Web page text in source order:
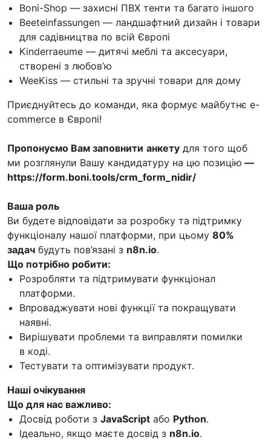
Boni-Shop — захисні ПВХ тенти та багато іншого
Beeteinfassungen — ландшафтний дизайн і товари
для садівництва по всій Європі
Kinderraeume — дитячі меблі та аксесуари,
створені з любов’ю
WeeKiss — стильні та зручні товари для дому
Приєднуйтесь до команди, яка формує майбутнє e-
commerce в Європі!
Пропонуємо Вам заповнити анкету для того щоб
ми розглянули Вашу кандидатуру на цю позицію —
https://form.boni.tools/crm_form_nidir/
Ваша роль
Ви будете відповідати за розробку та підтримку
функціоналу нашої платформи, при цьому 80%
задач будуть пов’язані з n8n.io.
Що потрібно робити:
Розробляти та підтримувати функціонал
платформи.
Впроваджувати нові функції та покращувати
наявні.
Вирішувати проблеми та виправляти помилки
в коді.
Тестувати та оптимізувати продукт.
Наші очікування
Що для нас важливо:
Досвід роботи з JavaScript або Python.
Ідеально, якщо маєте досвід з n8n.io.